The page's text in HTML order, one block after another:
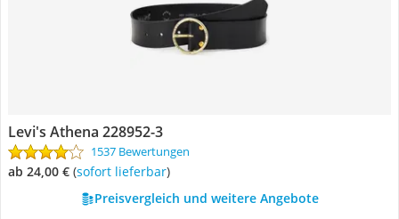
Levi's Athena 228952-3
1537 Bewertungen
ab 24,00 € ( Sofort lieferbar)
Preisvergleich und weitere Angebote